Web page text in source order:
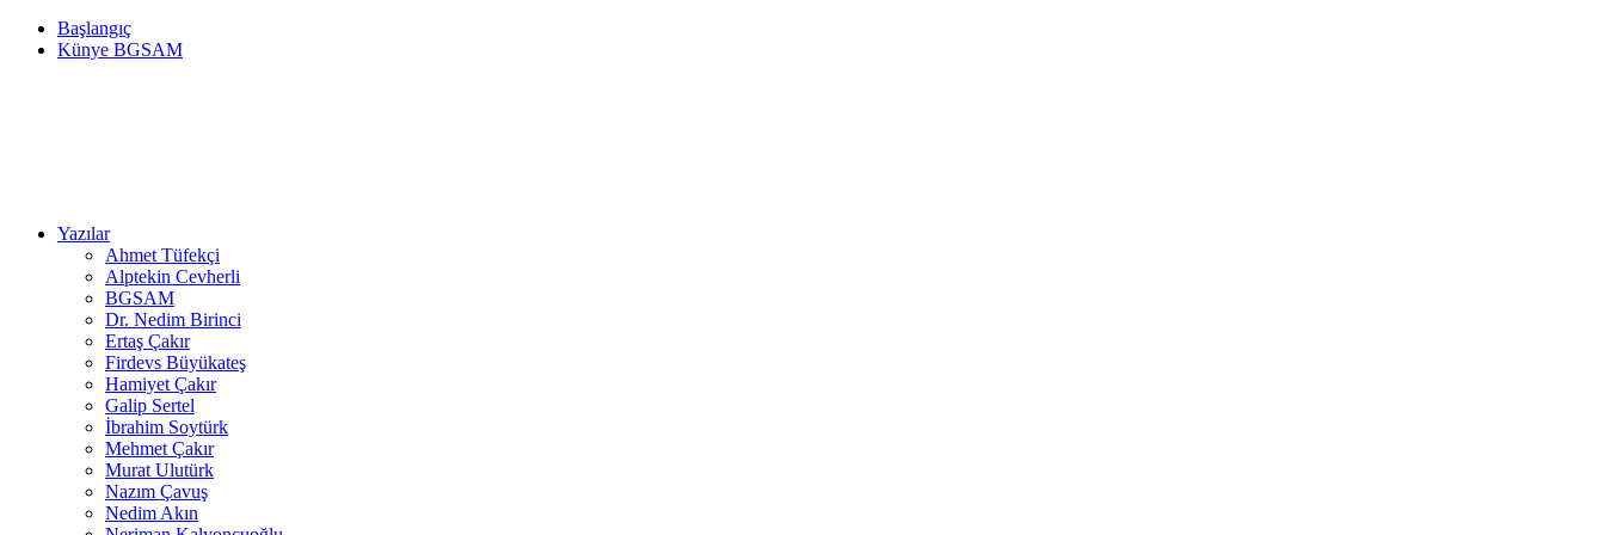
Başlangıç
Künye BGSAM
Yazılar
Ahmet Tüfekçi
Alptekin Cevherli
BGSAM
Dr. Nedim Birinci
Ertaş Çakır
Firdevs Büyükateş
Hamiyet Çakır
Galip Sertel
İbrahim Soytürk
Mehmet Çakır
Murat Ulutürk
Nazım Çavuş
Nedim Akın